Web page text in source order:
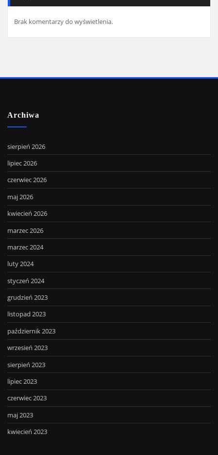
Brak komentarzy do wyświetlenia.
Archiwa
sierpień 2026
lipiec 2026
czerwiec 2026
maj 2026
kwiecień 2026
marzec 2026
marzec 2024
luty 2024
styczeń 2024
grudzień 2023
listopad 2023
październik 2023
wrzesień 2023
sierpień 2023
lipiec 2023
czerwiec 2023
maj 2023
kwiecień 2023